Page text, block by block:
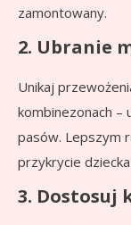
zamontowany.
2. Ubranie
Unikaj
kombinezonach –
pasów. Lepszym
przykrycie
3. Dostosuj